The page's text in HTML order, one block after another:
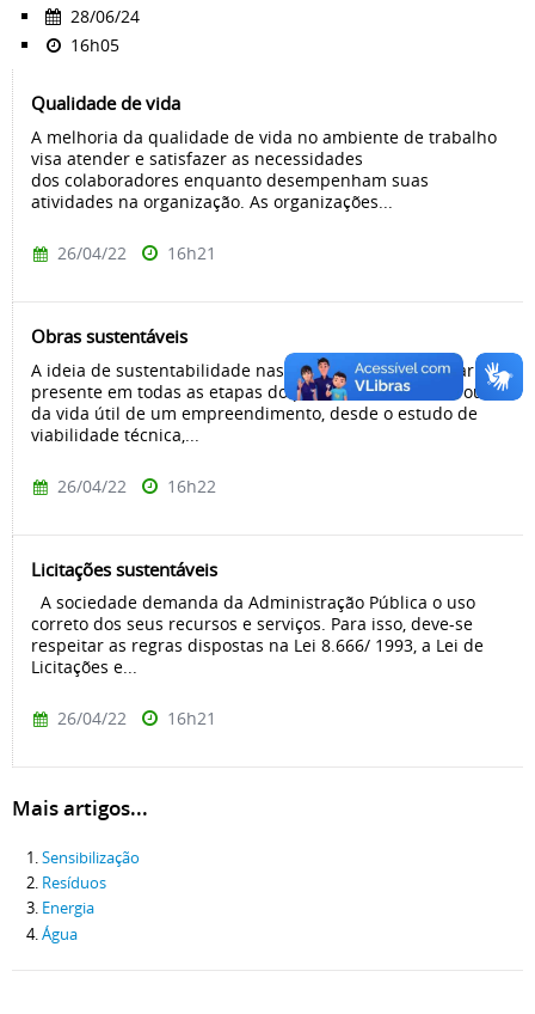
28/06/24
16h05
Qualidade de vida
A melhoria da qualidade de vida no ambiente de trabalho
visa atender e satisfazer as necessidades
dos colaboradores enquanto desempenham suas
atividades na organização. As organizações...
26/04/22 16h21
Obras sustentáveis
A ideia de sustentabilidade nas construções deve estar
presente em todas as etapas do processo construtivo ou
da vida útil de um empreendimento, desde o estudo de
viabilidade técnica,...
26/04/22 16h22
Licitações sustentáveis
A sociedade demanda da Administração Pública o uso
correto dos seus recursos e serviços. Para isso, deve-se
respeitar as regras dispostas na Lei 8.666/ 1993, a Lei de
Licitações e...
26/04/22 16h21
Mais artigos...
Sensibilização
Resíduos
Energia
Água